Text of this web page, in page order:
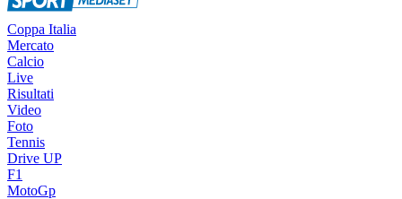
Coppa Italia
Mercato
Calcio
Live
Risultati
Video
Foto
Tennis
Drive UP
F1
MotoGp